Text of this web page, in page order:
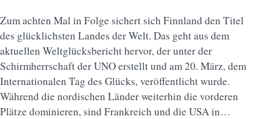
Zum achten Mal in Folge sichert sich Finnland den Titel
des glücklichsten Landes der Welt. Das geht aus dem
aktuellen Weltglücksbericht hervor, der unter der
Schirmherrschaft der UNO erstellt und am 20. März, dem
Internationalen Tag des Glücks, veröffentlicht wurde.
Während die nordischen Länder weiterhin die vorderen
Plätze dominieren, sind Frankreich und die USA in…